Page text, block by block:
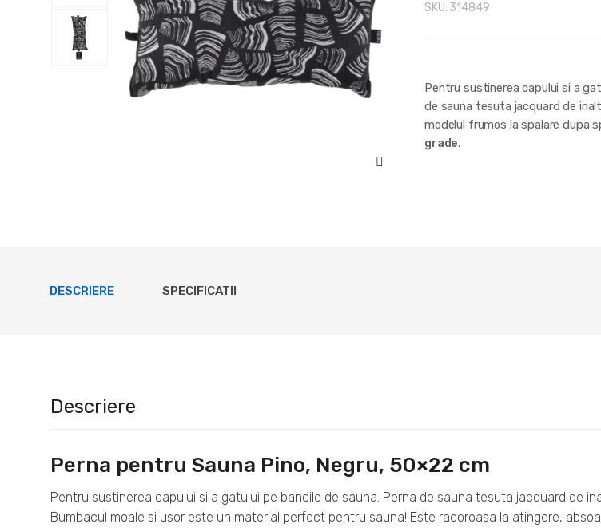
SKU: 314849
Pentru sustinerea capului si a
de sauna tesuta jacquard de
modelul frumos la spalare dupa
grade.
DESCRIERE SPECIFICATII
Descriere
Perna pentru Sauna Pino, Negru, 50×22 cm
Pentru sustinerea capului si a gatului pe bancile de sauna. Perna de sauna tesuta jacquard de
Bumbacul moale si usor este un material perfect pentru sauna! Este racoroasa la atingere,